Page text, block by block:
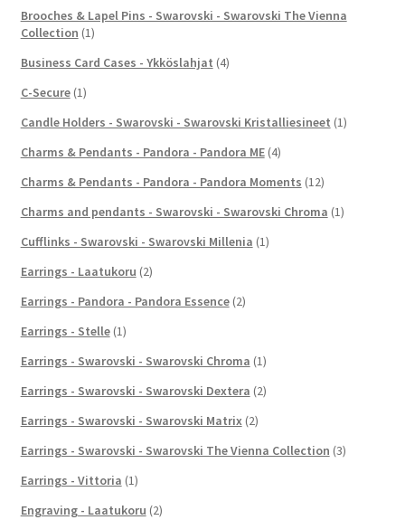
Brooches & Lapel Pins - Swarovski - Swarovski The Vienna
Collection (1)
Business Card Cases - Ykköslahjat (4)
C-Secure (1)
Candle Holders - Swarovski - Swarovski Kristalliesineet (1)
Charms & Pendants - Pandora - Pandora ME (4)
Charms & Pendants - Pandora - Pandora Moments (12)
Charms and pendants - Swarovski - Swarovski Chroma (1)
Cufflinks - Swarovski - Swarovski Millenia (1)
Earrings - Laatukoru (2)
Earrings - Pandora - Pandora Essence (2)
Earrings - Stelle (1)
Earrings - Swarovski - Swarovski Chroma (1)
Earrings - Swarovski - Swarovski Dextera (2)
Earrings - Swarovski - Swarovski Matrix (2)
Earrings - Swarovski - Swarovski The Vienna Collection (3)
Earrings - Vittoria (1)
Engraving - Laatukoru (2)